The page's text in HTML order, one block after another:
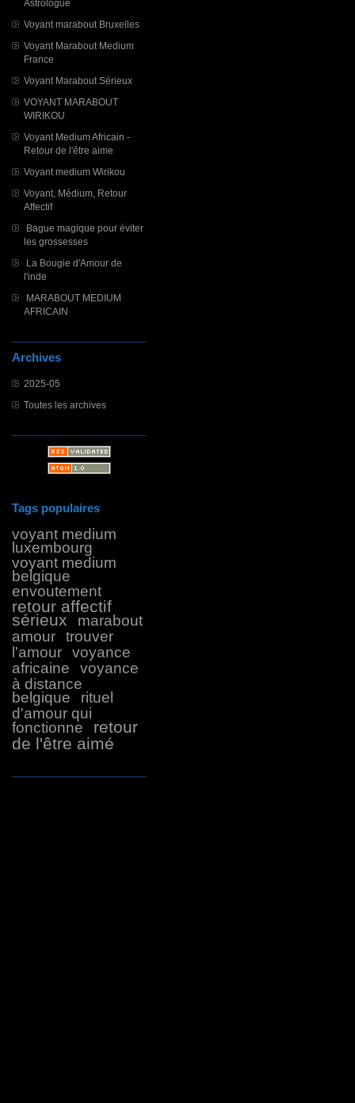
Astrologue
Voyant marabout Bruxelles
Voyant Marabout Medium
France
Voyant Marabout Sérieux
VOYANT MARABOUT
WIRIKOU
Voyant Medium Africain -
Retour de l'être aime
Voyant medium Wirikou
Voyant, Médium, Retour
Affectif
Bague magique pour éviter
les grossesses
La Bougie d'Amour de
l'inde
MARABOUT MEDIUM
AFRICAIN
Archives
2025-05
Toutes les archives
Tags populaires
voyant medium
luxembourg
voyant medium
belgique
envoutement
retour affectif
sérieux
marabout
amour trouver
l'amour voyance
africaine
voyance
à distance
belgique
rituel
d'amour qui
fonctionne
retour
de l'être aimé